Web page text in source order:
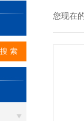
您现在